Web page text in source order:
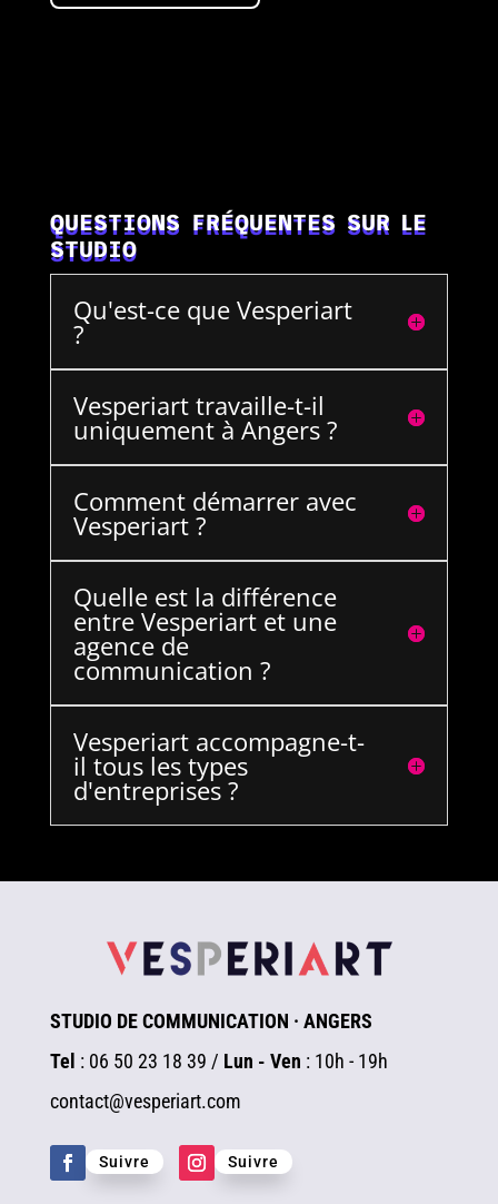
QUESTIONS FRÉQUENTES SUR LE
STUDIO
Qu'est-ce que Vesperiart
?
Vesperiart travaille-t-il
uniquement à Angers ?
Comment démarrer avec
Vesperiart ?
Quelle est la différence
entre Vesperiart et une
agence de
communication ?
Vesperiart accompagne-t-
il tous les types
d'entreprises ?
STUDIO DE COMMUNICATION · ANGERS
Tel : 06 50 23 18 39 / Lun - Ven : 10h - 19h
contact@vesperiart.com
Suivre Suivre